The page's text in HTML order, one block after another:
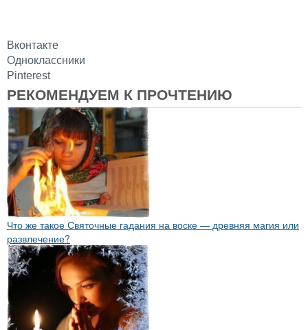
Вконтакте
Одноклассники
Pinterest
РЕКОМЕНДУЕМ К ПРОЧТЕНИЮ
Что же такое Святочные гадания на воске — древняя магия или
развлечение?